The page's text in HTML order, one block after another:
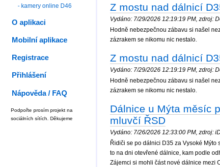
Z mostu nad dálnicí
Vydáno: 7/29/2026 12:19:19 PM, zdroj:
Hodně nebezpečnou zábavu si našel
zázrakem se nikomu nic nestalo.
Z mostu nad dálnicí
Vydáno: 7/29/2026 12:19:19 PM, zdroj:
Hodně nebezpečnou zábavu si našel
zázrakem se nikomu nic nestalo.
Dálnice u Mýta měsíc
mluvčí ŘSD
Vydáno: 7/26/2026 12:33:00 PM, zdroj:
Řidiči se po dálnici D35 za Vysoké
to na dni otevřené dálnice, kam podle
Zájemci si mohli část nové dálnice mezi
- kamery online D46
O aplikaci
Mobilní aplikace
Registrace
Přihlášení
Nápověda / FAQ
Podpořte prosím projekt na
sociálních sítích. Děkujeme